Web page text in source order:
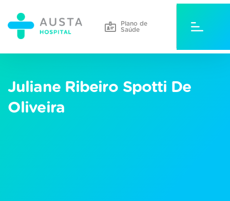
Plano de
Saúde
Juliane Ribeiro Spotti De
Oliveira